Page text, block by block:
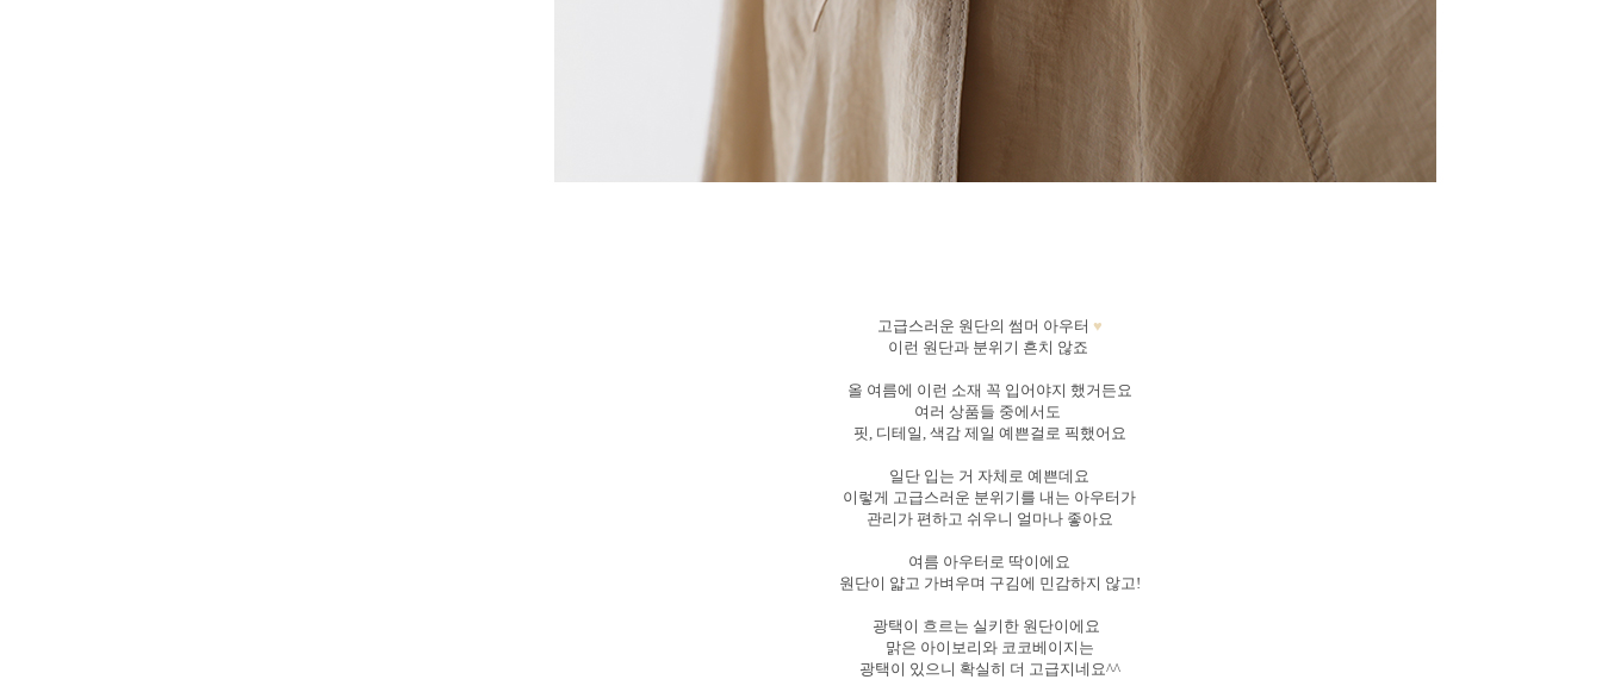
고급스러운 원단의 썸머 아우터 ♥
이런 원단과 분위기 흔치 않죠
올 여름에 이런 소재 꼭 입어야지 했거든요
여러 상품들 중에서도
핏, 디테일, 색감 제일 예쁜걸로 픽했어요
일단 입는 거 자체로 예쁜데요
이렇게 고급스러운 분위기를 내는 아우터가
관리가 편하고 쉬우니 얼마나 좋아요
여름 아우터로 딱이에요
원단이 얇고 가벼우며 구김에 민감하지 않고!
광택이 흐르는 실키한 원단이에요
맑은 아이보리와 코코베이지는
광택이 있으니 확실히 더 고급지네요^^